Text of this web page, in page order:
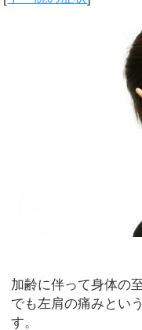
加齢に伴って身体の
でも左肩の痛みとい
す。